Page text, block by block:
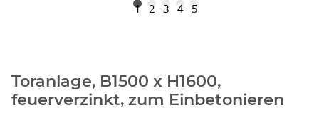
1 2 3 4 5
Toranlage, B1500 x H1600,
feuerverzinkt, zum Einbetonieren